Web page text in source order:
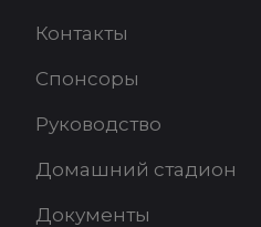
Контакты
Спонсоры
Руководство
Домашний стадион
Документы